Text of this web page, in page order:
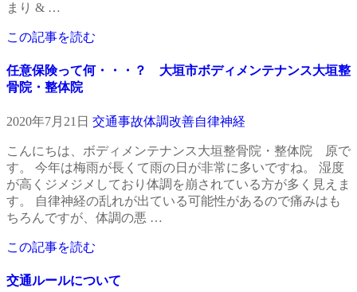
まり & …
この記事を読む
任意保険って何・・・？ 大垣市ボディメンテナンス大垣整
骨院・整体院
2020年7月21日 交通事故体調改善自律神経
こんにちは、ボディメンテナンス大垣整骨院・整体院 原で
す。 今年は梅雨が長くて雨の日が非常に多いですね。 湿度
が高くジメジメしており体調を崩されている方が多く見えま
す。 自律神経の乱れが出ている可能性があるので痛みはも
ちろんですが、体調の悪 …
この記事を読む
交通ルールについて